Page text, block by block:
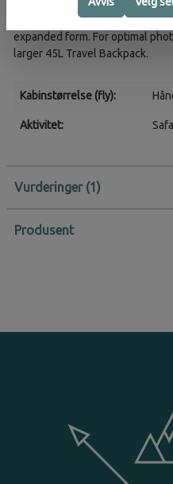
Works seamlessly with Peak
sold separately. Fits Peak
expanded form. For optimal
larger 45L Travel Backpack.
Kabinstørrelse (fly):
Aktivitet:
Vurderinger
Produsent